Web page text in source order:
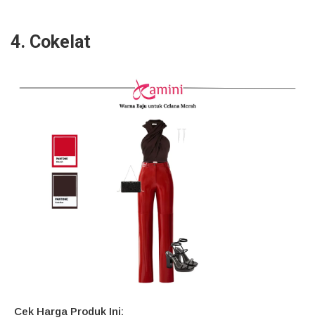
4. Cokelat
Cek Harga Produk Ini: